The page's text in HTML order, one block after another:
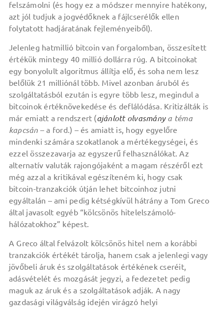
felszámolni (és hogy ez a módszer mennyire hatékony,
azt jól tudjuk a jogvédőknek a fájlcserélők ellen
folytatott hadjáratának fejleményeiből).
Jelenleg hatmillió bitcoin van forgalomban, összesített
értékük mintegy 40 millió dollárra rúg. A bitcoinokat
egy bonyolult algoritmus állítja elő, és soha nem lesz
belőlük 21 milliónál több. Mivel azonban áruból és
szolgáltatásból ezután is egyre több lesz, megindul a
bitcoinok értéknövekedése és deflálódása. Kritizálták is
már emiatt a rendszert (ajánlott olvasmánya téma
kapcsán – a ford.) – és amiatt is, hogy egyelőre
mindenki számára szokatlanok a mértékegységei, és
ezzel összezavarja az egyszerű felhasználókat. Az
alternatív valuták rajongójaként a magam részéről ezt
még azzal a kritikával egészíteném ki, hogy csak
bitcoin-tranzakciók útján lehet bitcoinhoz jutni
egyáltalán – ami pedig kétségkívül hátrány a Tom Greco
által javasolt egyéb “kölcsönös hitelelszámoló-
hálózatokhoz” képest.
A Greco által felvázolt kölcsönös hitel nem a korábbi
tranzakciók értékét tárolja, hanem csak a jelenlegi vagy
jövőbeli áruk és szolgáltatások értékének cseréit,
adásvételét és mozgását jegyzi, a fedezetet pedig
maguk az áruk és a szolgáltatások adják. A nagy
gazdasági világválság idején virágzó helyi